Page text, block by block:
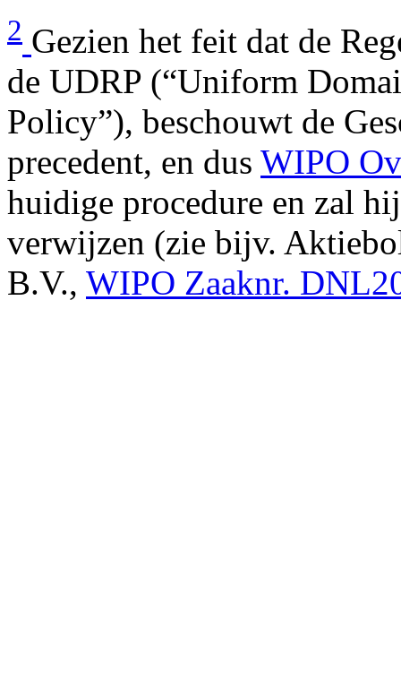
2 Gezien het feit dat de
de UDRP (“Uniform
Policy”), beschouwt de
precedent, en dus WIPO
huidige procedure en zal
verwijzen (zie bijv.
B.V., WIPO Zaaknr.